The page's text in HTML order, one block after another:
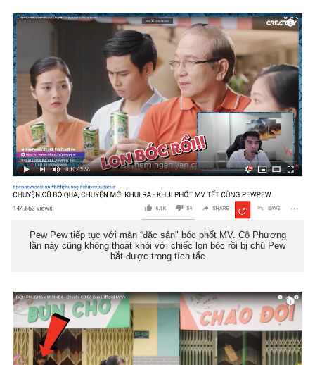
Pew Pew tiếp tục với màn “đặc sản" bóc phốt MV. Cô Phương
lần này cũng không thoát khỏi với chiếc lon bóc rồi bị chú Pew
bắt được trong tích tắc